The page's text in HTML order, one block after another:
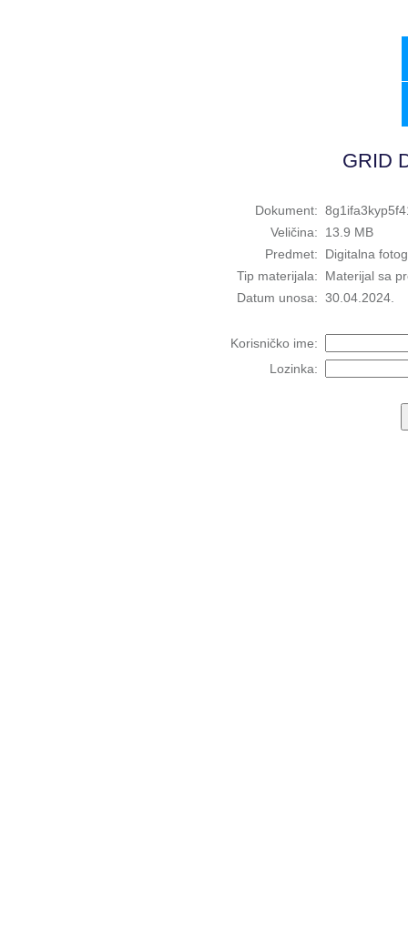
GRID
Dokument:
Veličina:
13.9 MB
Predmet:
Digitalna
Tip materijala:
Materijal sa
Datum unosa: 30.04.2024.
Korisničko ime:
Lozinka: